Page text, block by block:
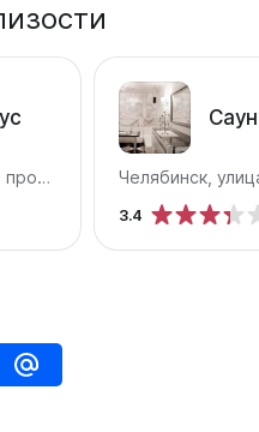
Челябинск, Комсомольский проспект, 118а Челябинск,
3.4